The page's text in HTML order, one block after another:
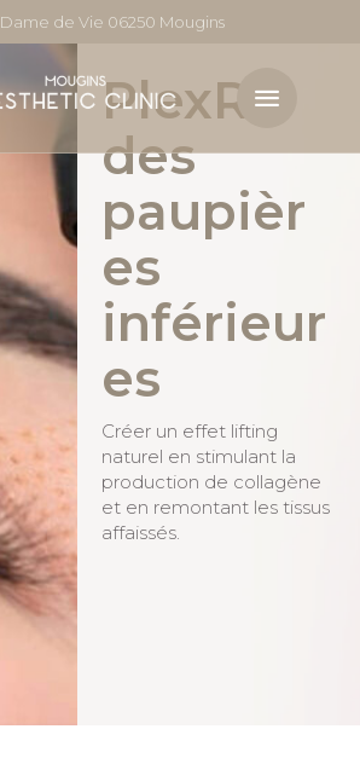
de Vie 06250 Mougins
PlexR
des
paupièr
es
inférieur
es
Créer un effet lifting
naturel en stimulant la
production de collagène
et en remontant les tissus
affaissés.